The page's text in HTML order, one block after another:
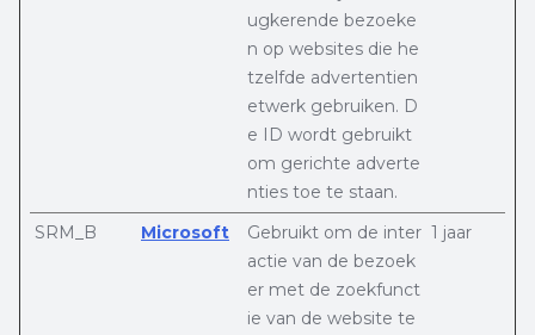
ugkerende bezoeke
n op websites die he
tzelfde advertentien
etwerk gebruiken. D
e ID wordt gebruikt
om gerichte adverte
nties toe te staan.
SRM_B Microsoft
Gebruikt om de inter
actie van de bezoek
er met de zoekfunct
ie van de website te
1 jaar